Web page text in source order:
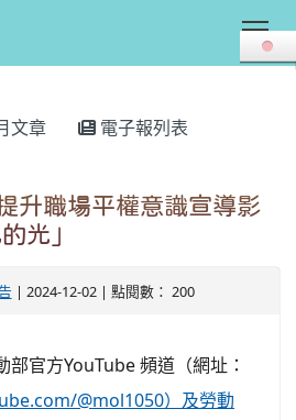
文章 電子報列表
升職場平權意識宣導影
光」
| 2024-12-02 | 點閱數： 200
部官方YouTube 頻道（網址：
@mol1050）及勞動